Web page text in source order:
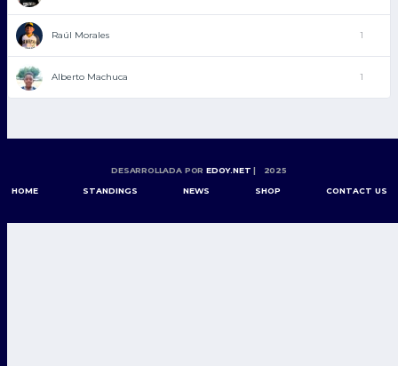
Raúl Morales 1
Alberto Machuca 1
DESARROLLADA POR EDOY.NET | 2025
HOME STANDINGS NEWS SHOP CONTACT US